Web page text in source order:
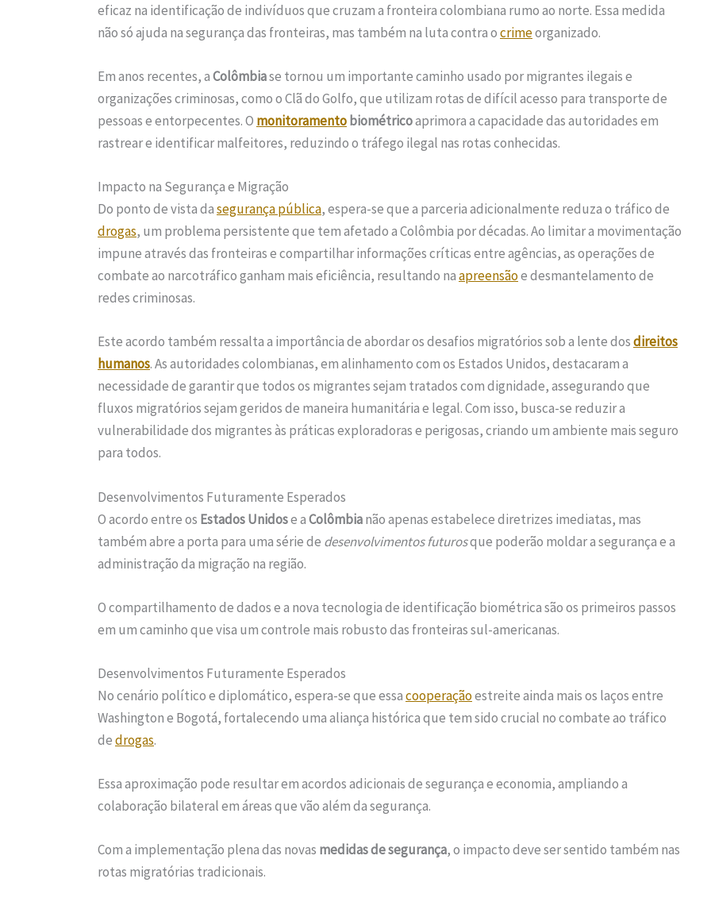
eficaz na identificação de indivíduos que cruzam a fronteira colombiana rumo ao norte. Essa medida
não só ajuda na segurança das fronteiras, mas também na luta contra ocrimeorganizado.
Em anos recentes, aColômbiase tornou um importante caminho usado por migrantes ilegais e
organizações criminosas, como o Clã do Golfo, que utilizam rotas de difícil acesso para transporte de
pessoas e entorpecentes. O monitoramento biométricoaprimora a capacidade das autoridades em
rastrear e identificar malfeitores, reduzindo o tráfego ilegal nas rotas conhecidas.
Impacto na Segurança e Migração
Do ponto de vista dasegurança pública, espera-se que a parceria adicionalmente reduza o tráfico de
drogas, um problema persistente que tem afetado a Colômbia por décadas. Ao limitar a movimentação
impune através das fronteiras e compartilhar informações críticas entre agências, as operações de
combate ao narcotráfico ganham mais eficiência, resultando naapreensãoe desmantelamento de
redes criminosas.
Este acordo também ressalta a importância de abordar os desafios migratórios sob a lente dosdireitos
humanos. As autoridades colombianas, em alinhamento com os Estados Unidos, destacaram a
necessidade de garantir que todos os migrantes sejam tratados com dignidade, assegurando que
fluxos migratórios sejam geridos de maneira humanitária e legal. Com isso, busca-se reduzir a
vulnerabilidade dos migrantes às práticas exploradoras e perigosas, criando um ambiente mais seguro
para todos.
Desenvolvimentos Futuramente Esperados
O acordo entre os Estados Unidose aColômbianão apenas estabelece diretrizes imediatas, mas
também abre a porta para uma série de desenvolvimentos futurosque poderão moldar a segurança e a
administração da migração na região.
O compartilhamento de dados e a nova tecnologia de identificação biométrica são os primeiros passos
em um caminho que visa um controle mais robusto das fronteiras sul-americanas.
Desenvolvimentos Futuramente Esperados
No cenário político e diplomático, espera-se que essacooperaçãoestreite ainda mais os laços entre
Washington e Bogotá, fortalecendo uma aliança histórica que tem sido crucial no combate ao tráfico
dedrogas.
Essa aproximação pode resultar em acordos adicionais de segurança e economia, ampliando a
colaboração bilateral em áreas que vão além da segurança.
Com a implementação plena das novas medidas de segurança, o impacto deve ser sentido também nas
rotas migratórias tradicionais.